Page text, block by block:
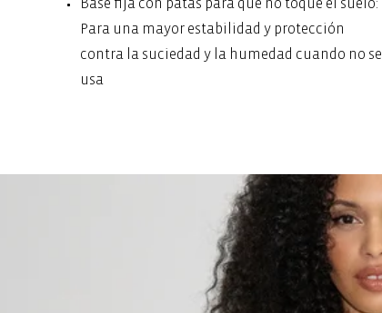
Base fija con patas para que no toque el suelo:
Para una mayor estabilidad y protección
contra la suciedad y la humedad cuando no se
usa